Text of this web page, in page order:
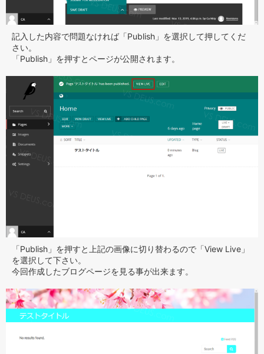
記入した内容で問題なければ「Publish」を選択して押してくだ
さい。
「Publish」を押すとページが公開されます。
「Publish」を押すと上記の画像に切り替わるので「View Live」
を選択して下さい。
今回作成したブログページを見る事が出来ます。